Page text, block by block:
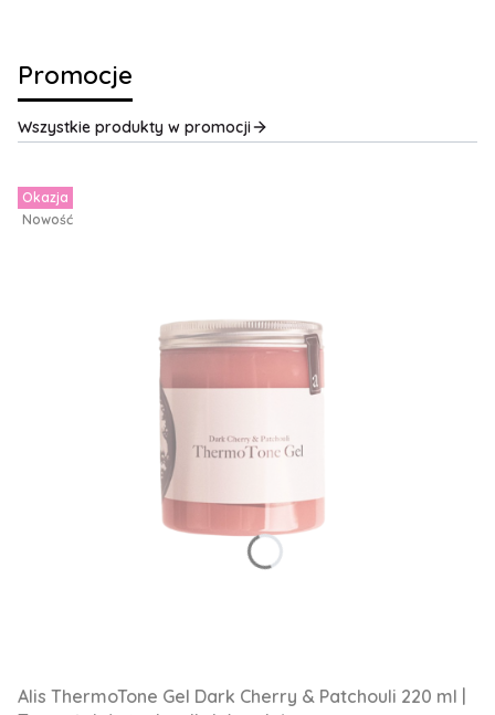
Promocje
Wszystkie produkty w promocji
Okazja
Nowość
Alis ThermoTone Gel Dark Cherry & Patchouli 220 ml |